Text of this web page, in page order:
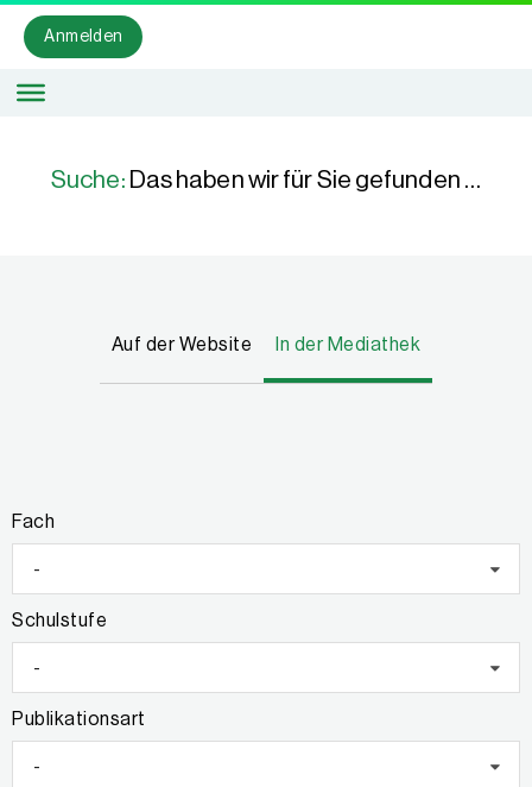
Anmelden
Suche: Das haben wir für Sie gefunden …
Auf der Website In der Mediathek
Fach
-
Schulstufe
-
Publikationsart
-